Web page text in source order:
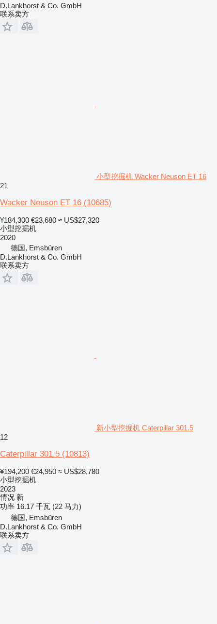
D.Lankhorst & Co. GmbH
联系卖方
小型挖掘机 Wacker Neuson ET 16
21
Wacker Neuson ET 16 (10685)
¥184,300 €23,680 ≈ US$27,320
小型挖掘机
2020
德国, Emsbüren
D.Lankhorst & Co. GmbH
联系卖方
新小型挖掘机 Caterpillar 301.5
12
Caterpillar 301.5 (10813)
¥194,200 €24,950 ≈ US$28,780
小型挖掘机
2023
情况 新
功率 16.17 千瓦 (22 马力)
德国, Emsbüren
D.Lankhorst & Co. GmbH
联系卖方